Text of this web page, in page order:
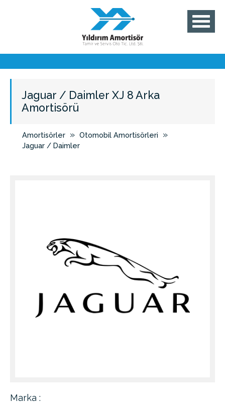
Jaguar / Daimler XJ 8 Arka
Amortisörü
Amortisörler » Otomobil Amortisörleri »
Jaguar / Daimler
Marka :